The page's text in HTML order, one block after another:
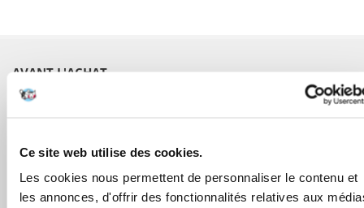
Ce site web utilise des cookies.
Les cookies nous permettent de personnaliser le contenu et
les annonces, d'offrir des fonctionnalités relatives aux
AVANT L'ACHAT
APRÈS L'ACHAT
APPRENEZ À NOUS CONNAÎTRE